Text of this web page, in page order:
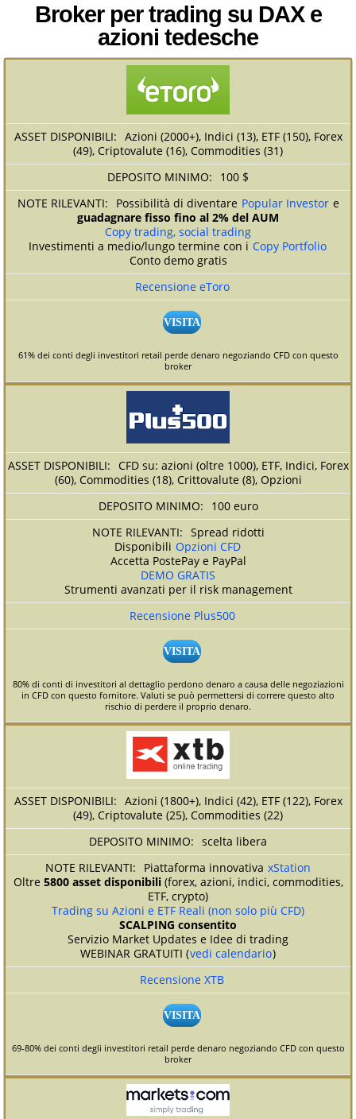
Broker per trading su DAX e
azioni tedesche
Azioni (2000+), Indici (13), ETF (150), Forex
(49), Criptovalute (16), Commodities (31)
100 $
Possibilità di diventare Popular Investor e
guadagnare fisso fino al 2% del AUM
Copy trading, social trading
Investimenti a medio/lungo termine con i Copy Portfolio
Conto demo gratis
Recensione eToro
VISITA
61% dei conti degli investitori retail perde denaro negoziando CFD con questo
broker
CFD su: azioni (oltre 1000), ETF, Indici, Forex
(60), Commodities (18), Crittovalute (8), Opzioni
100 euro
Spread ridotti
Disponibili Opzioni CFD
Accetta PostePay e PayPal
DEMO GRATIS
Strumenti avanzati per il risk management
Recensione Plus500
VISITA
80% di conti di investitori al dettaglio perdono denaro a causa delle negoziazioni
in CFD con questo fornitore. Valuti se può permettersi di correre questo alto
rischio di perdere il proprio denaro.
Azioni (1800+), Indici (42), ETF (122), Forex
(49), Criptovalute (25), Commodities (22)
scelta libera
Piattaforma innovativa xStation
Oltre 5800 asset disponibili(forex, azioni, indici, commodities,
ETF, crypto)
Trading su Azioni e ETF Reali (non solo più CFD)
SCALPING consentito
Servizio Market Updates e Idee di trading
WEBINAR GRATUITI (vedi calendario)
Recensione XTB
VISITA
69-80% dei conti degli investitori retail perde denaro negoziando CFD con questo
broker